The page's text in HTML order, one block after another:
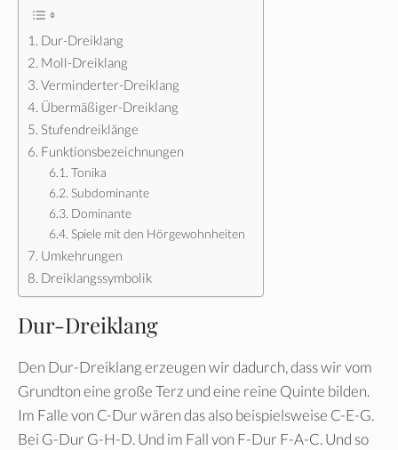
Dur-Dreiklang
Moll-Dreiklang
Verminderter-Dreiklang
Übermäßiger-Dreiklang
Stufendreiklänge
Funktionsbezeichnungen
Tonika
Subdominante
Dominante
Spiele mit den Hörgewohnheiten
Umkehrungen
Dreiklangssymbolik
Dur-Dreiklang
Den Dur-Dreiklang erzeugen wir dadurch, dass wir vom
Grundton eine große Terz und eine reine Quinte bilden.
Im Falle von C-Dur wären das also beispielsweise C-E-G.
Bei G-Dur G-H-D. Und im Fall von F-Dur F-A-C. Und so